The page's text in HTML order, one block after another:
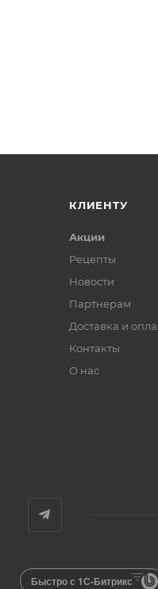
КЛИЕНТУ
Акции
Рецепты
Новости
Партнерам
Доставка и
Контакты
О нас
Быстро с 1С-Битрикс